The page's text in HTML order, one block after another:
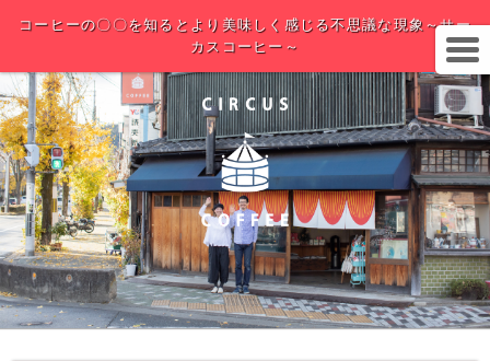
コーヒーの〇〇を知るとより美味しく感じる不思議な現象～サー
カスコーヒー～